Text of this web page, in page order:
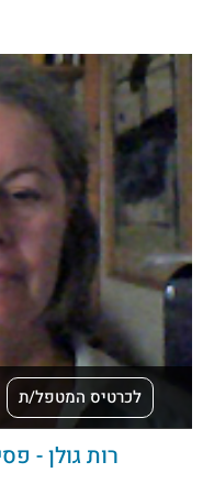
לכרטיס המטפל/ת
רות גולן -